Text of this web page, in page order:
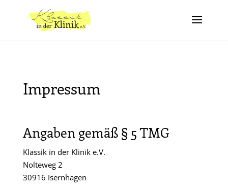
Impressum
Angaben gemäß § 5 TMG
Klassik in der Klinik e.V.
Nolteweg 2
30916 Isernhagen